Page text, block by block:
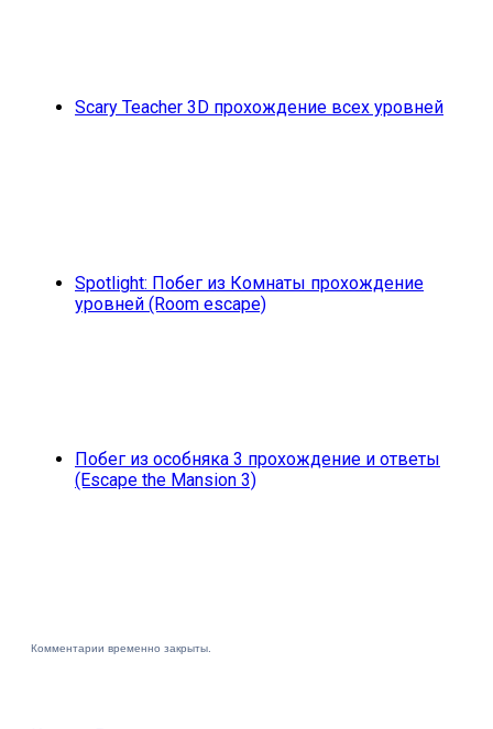
Scary Teacher 3D прохождение всех уровней
Spotlight: Побег из Комнаты прохождение
уровней (Room escape)
Побег из особняка 3 прохождение и ответы
(Escape the Mansion 3)
Комментарии временно закрыты.